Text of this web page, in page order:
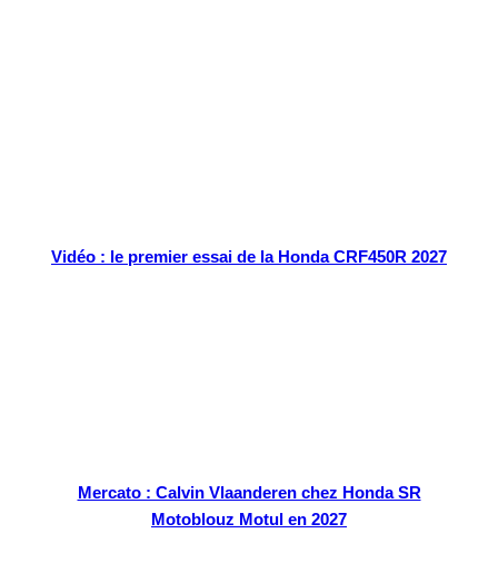
Vidéo : le premier essai de la Honda CRF450R 2027
Mercato : Calvin Vlaanderen chez Honda SR
Motoblouz Motul en 2027